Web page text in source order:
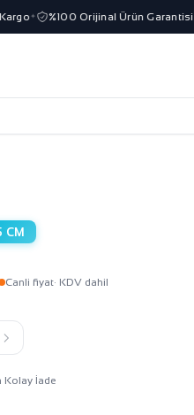
✦ %100 Orijinal Ürün Garantisi✦
CM
Canli fiyat· KDV dahil
Kolay İade